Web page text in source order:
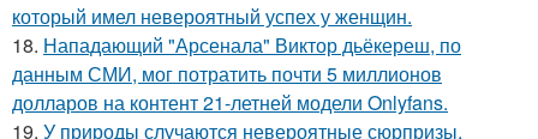
который имел невероятный успех у женщин.
18. Нападающий "Арсенала" Виктор дьёкереш, по
данным СМИ, мог потратить почти 5 миллионов
долларов на контент 21-летней модели Onlyfans.
19. У природы случаются невероятные сюрпризы,